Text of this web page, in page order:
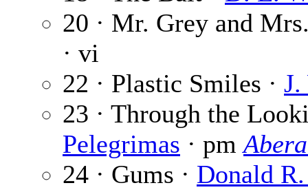
20 · Mr. Grey and
· vi
22 · Plastic Smiles ·
23 · Through the
Pelegrimas · pm
24 · Gums · Donald